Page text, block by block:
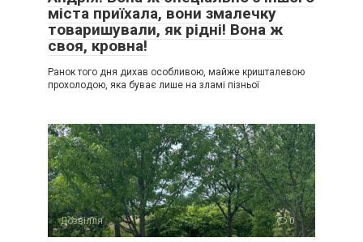
міста приїхала, вони змалечку
товаришували, як рідні! Вона ж
своя, кровна!
Ранок того дня дихав особливою, майже кришталевою
прохолодою, яка буває лише на зламі пізньої
Дозвілля 0